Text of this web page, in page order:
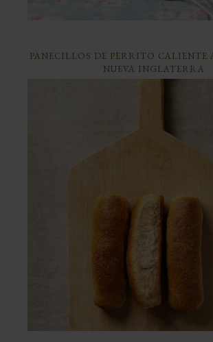
PANECILLOS DE PERRITO CALIENTE
NUEVA INGLATERRA